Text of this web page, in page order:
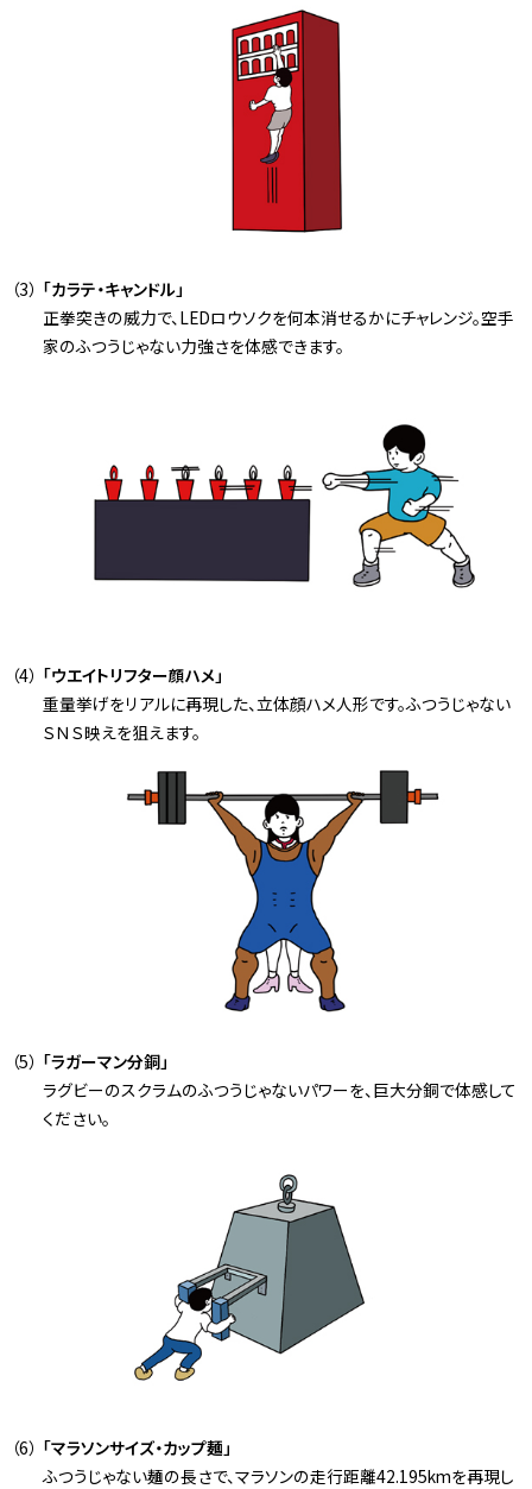
「カラテ・キャンドル」
正拳突きの威力で、LEDロウソクを何本消せるかにチャレンジ。空手
家のふつうじゃない力強さを体感できます。
「ウエイトリフター顔ハメ」
重量挙げをリアルに再現した、立体顔ハメ人形です。ふつうじゃない
ＳＮＳ映えを狙えます。
「ラガーマン分銅」
ラグビーのスクラムのふつうじゃないパワーを、巨大分銅で体感して
ください。
「マラソンサイズ・カップ麺」
ふつうじゃない麺の長さで、マラソンの走行距離42.195kmを再現し